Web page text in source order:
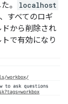
。
localhost
すべてのロギ
から削除され
で有効になり